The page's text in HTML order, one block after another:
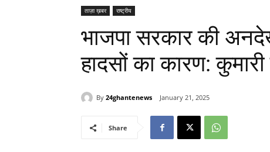
ताज़ा ख़बर राष्ट्रीय
भाजपा सरकार की
हादसों का कारण:
By 24ghantenews January 21, 2025
Share